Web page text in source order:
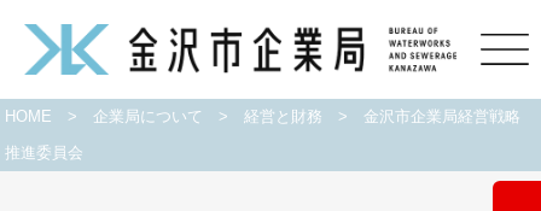
HOME >企業局について >経営と財務 > 金沢市企業局経営戦略
推進委員会